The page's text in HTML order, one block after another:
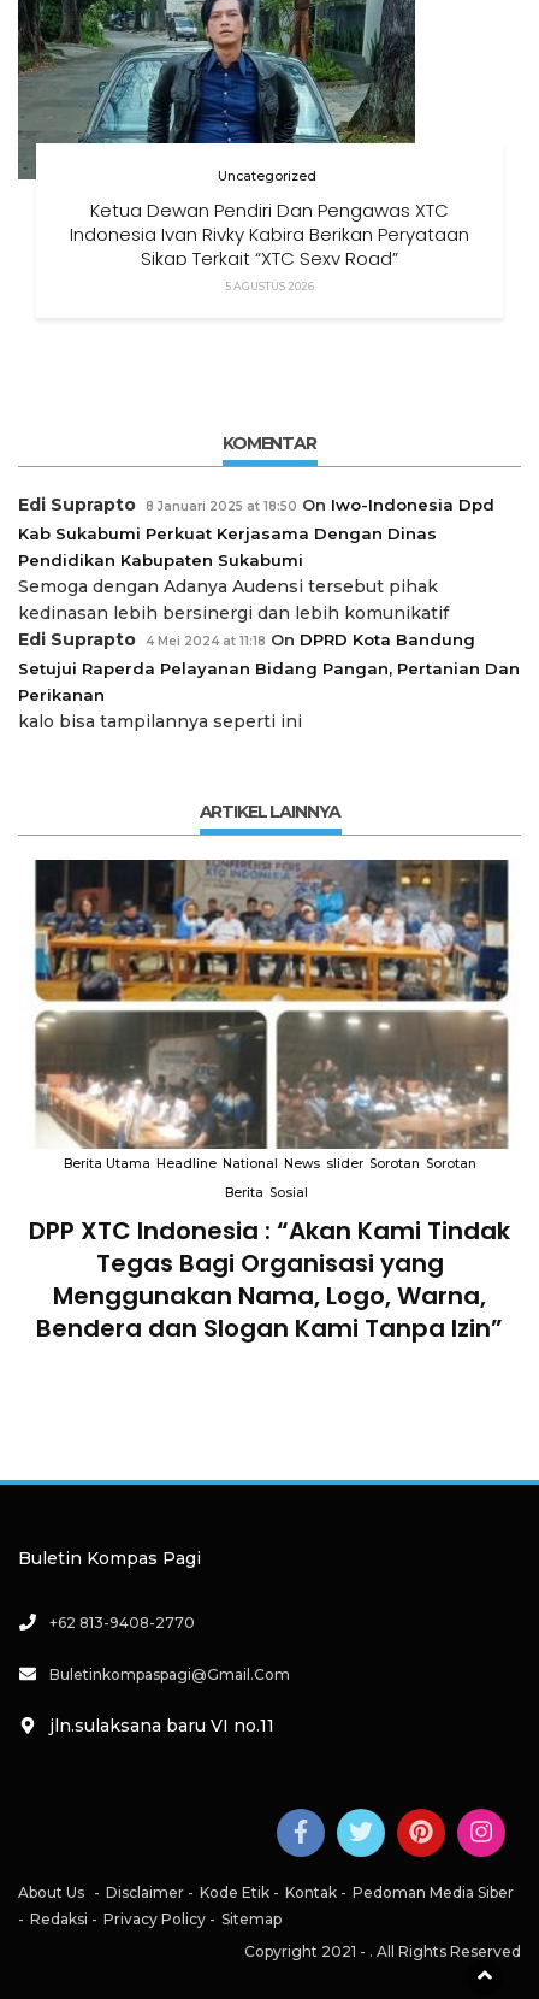
Uncategorized
Ketua Dewan Pendiri Dan Pengawas XTC
Indonesia Ivan Rivky Kabira Berikan Peryataan
Sikap Terkait “XTC Sexy Road”
5 AGUSTUS 2026
KOMENTAR
Edi Suprapto 8 Januari 2025 at 18:50 On Iwo-Indonesia Dpd
Kab Sukabumi Perkuat Kerjasama Dengan Dinas
Pendidikan Kabupaten Sukabumi
Semoga dengan Adanya Audensi tersebut pihak
kedinasan lebih bersinergi dan lebih komunikatif
Edi Suprapto
4 Mei 2024 at 11:18 On DPRD Kota Bandung
Setujui Raperda Pelayanan Bidang Pangan, Pertanian Dan
Perikanan
kalo bisa tampilannya seperti ini
ARTIKEL LAINNYA
Berita Utama Headline National News slider Sorotan Sorotan
Berita Sosial
DPP XTC Indonesia : “Akan Kami Tindak
Tegas Bagi Organisasi yang
Menggunakan Nama, Logo, Warna,
Bendera dan Slogan Kami Tanpa Izin”
Buletin Kompas Pagi
+62 813-9408-2770
Buletinkompaspagi@gmail.com
jln.sulaksana baru VI no.11
About Us Disclaimer Kode Etik Kontak
Pedoman Media Siber
Redaksi
Privacy Policy
Sitemap
Copyright 2021 - . All Rights Reserved